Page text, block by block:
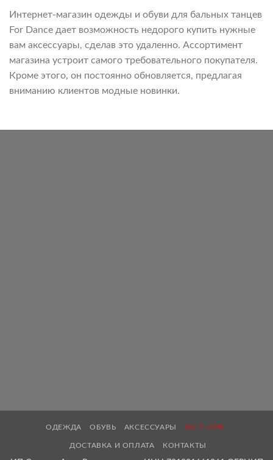
Интернет-магазин одежды и обуви для бальных танцев
For Dance дает возможность недорого купить нужные
вам аксессуары, сделав это удаленно. Ассортимент
магазина устроит самого требовательного покупателя.
Кроме этого, он постоянно обновляется, предлагая
вниманию клиентов модные новинки.
ОДЕЖДА ОБУВЬ АКСЕССУАРЫ SALE -30%
ДОСТАВКА И ОПЛАТА КОНТАКТЫ